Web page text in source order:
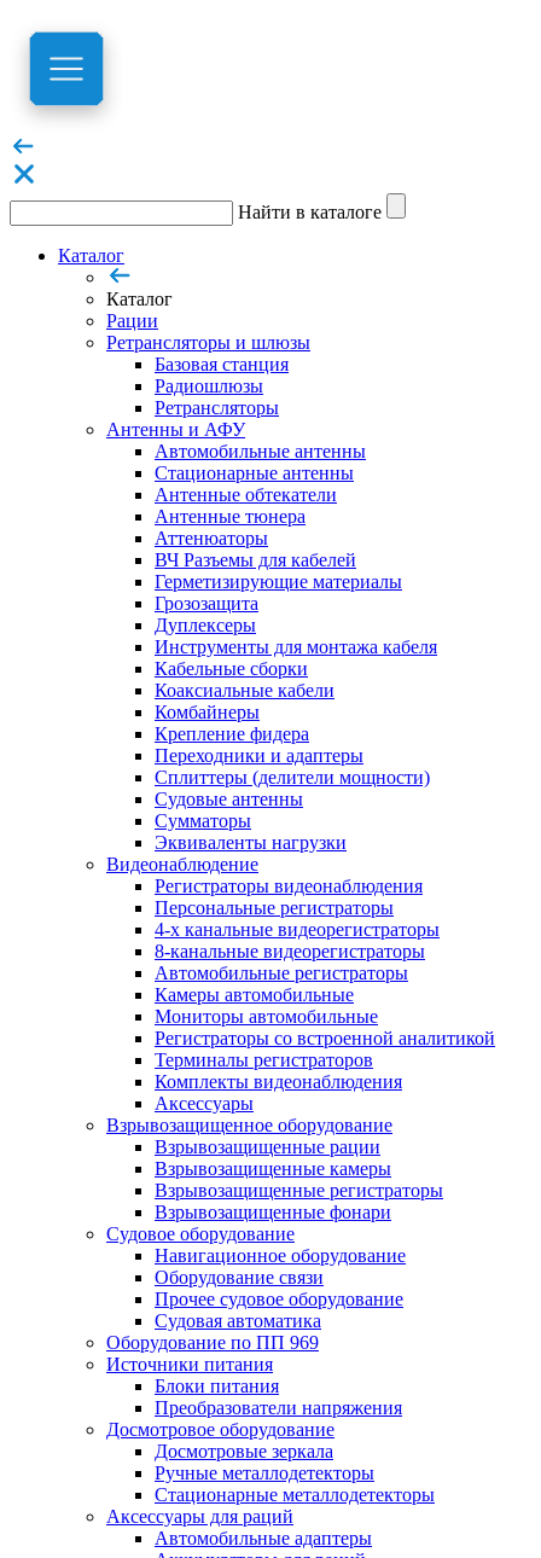
Найти в каталоге
Каталог
Каталог
Рации
Ретрансляторы и шлюзы
Базовая станция
Радиошлюзы
Ретрансляторы
Антенны и АФУ
Автомобильные антенны
Стационарные антенны
Антенные обтекатели
Антенные тюнера
Аттенюаторы
ВЧ Разъемы для кабелей
Герметизирующие материалы
Грозозащита
Дуплексеры
Инструменты для монтажа кабеля
Кабельные сборки
Коаксиальные кабели
Комбайнеры
Крепление фидера
Переходники и адаптеры
Сплиттеры (делители мощности)
Судовые антенны
Сумматоры
Эквиваленты нагрузки
Видеонаблюдение
Регистраторы видеонаблюдения
Персональные регистраторы
4-х канальные видеорегистраторы
8-канальные видеорегистраторы
Автомобильные регистраторы
Камеры автомобильные
Мониторы автомобильные
Регистраторы со встроенной аналитикой
Терминалы регистраторов
Комплекты видеонаблюдения
Аксессуары
Взрывозащищенное оборудование
Взрывозащищенные рации
Взрывозащищенные камеры
Взрывозащищенные регистраторы
Взрывозащищенные фонари
Судовое оборудование
Навигационное оборудование
Оборудование связи
Прочее судовое оборудование
Судовая автоматика
Оборудование по ПП 969
Источники питания
Блоки питания
Преобразователи напряжения
Досмотровое оборудование
Досмотровые зеркала
Ручные металлодетекторы
Стационарные металлодетекторы
Аксессуары для раций
Автомобильные адаптеры